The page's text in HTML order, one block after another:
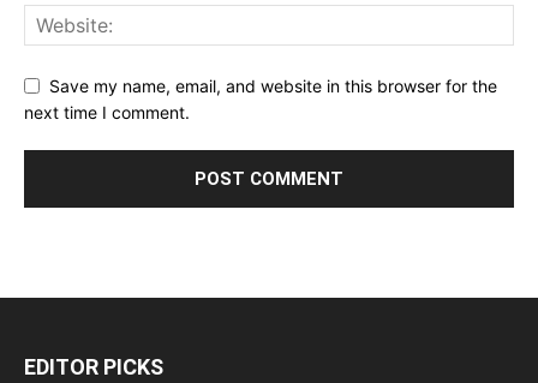
Save my name, email, and website in this browser for the
next time I comment.
EDITOR PICKS